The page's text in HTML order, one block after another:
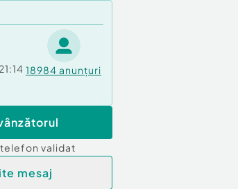
18984 anunțuri
validat
mesaj